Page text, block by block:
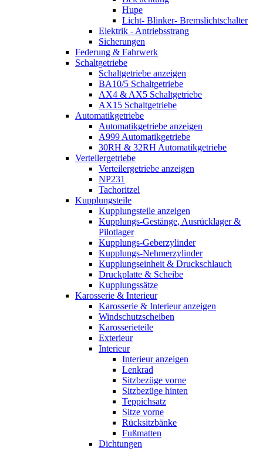
Hupe
Licht- Blinker- Bremslichtschalter
Elektrik - Antriebsstrang
Sicherungen
Federung & Fahrwerk
Schaltgetriebe
Schaltgetriebe anzeigen
BA10/5 Schaltgetriebe
AX4 & AX5 Schaltgetriebe
AX15 Schaltgetriebe
Automatikgetriebe
Automatikgetriebe anzeigen
A999 Automatikgetriebe
30RH & 32RH Automatikgetriebe
Verteilergetriebe
Verteilergetriebe anzeigen
NP231
Tachoritzel
Kupplungsteile
Kupplungsteile anzeigen
Kupplungs-Gestänge, Ausrücklager &
Pilotlager
Kupplungs-Geberzylinder
Kupplungs-Nehmerzylinder
Kupplungseinheit & Druckschlauch
Druckplatte & Scheibe
Kupplungssätze
Karosserie & Interieur
Karosserie & Interieur anzeigen
Windschutzscheiben
Karosserieteile
Exterieur
Interieur
Interieur anzeigen
Lenkrad
Sitzbezüge vorne
Sitzbezüge hinten
Teppichsatz
Sitze vorne
Rücksitzbänke
Fußmatten
Dichtungen